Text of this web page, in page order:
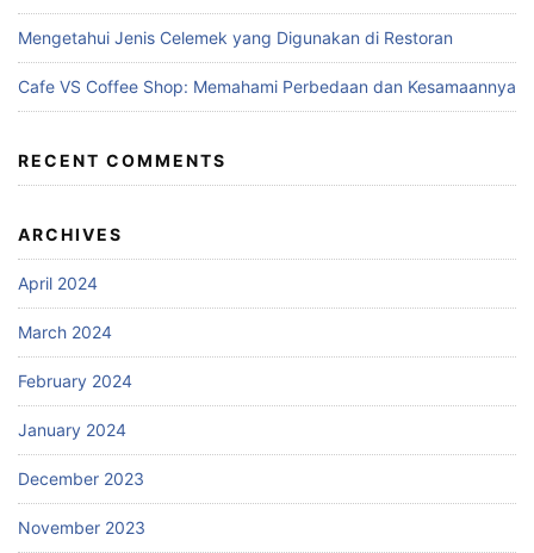
Mengetahui Jenis Celemek yang Digunakan di Restoran
Cafe VS Coffee Shop: Memahami Perbedaan dan Kesamaannya
RECENT COMMENTS
ARCHIVES
April 2024
March 2024
February 2024
January 2024
December 2023
November 2023